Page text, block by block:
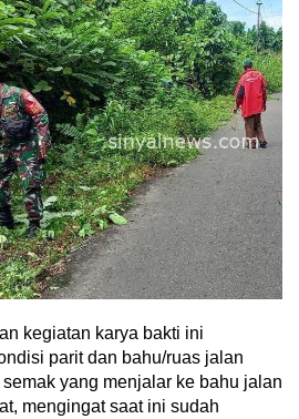
kegiatan karya bakti ini
parit dan bahu/ruas jalan
yang menjalar ke bahu jalan
mengingat saat ini sudah